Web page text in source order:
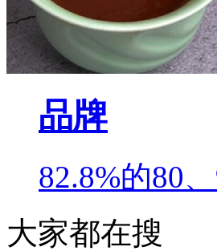
品牌
82.8%的80
大家都在搜